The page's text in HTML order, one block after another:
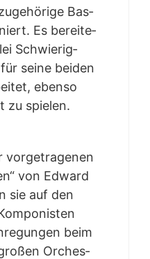
Bas­
Es berei­te­
Schwie­rig­
sei­ne bei­den
eben­so
zu spielen.
vor­ge­tra­ge­nen
von Edward
sie auf den
beim
Orches­